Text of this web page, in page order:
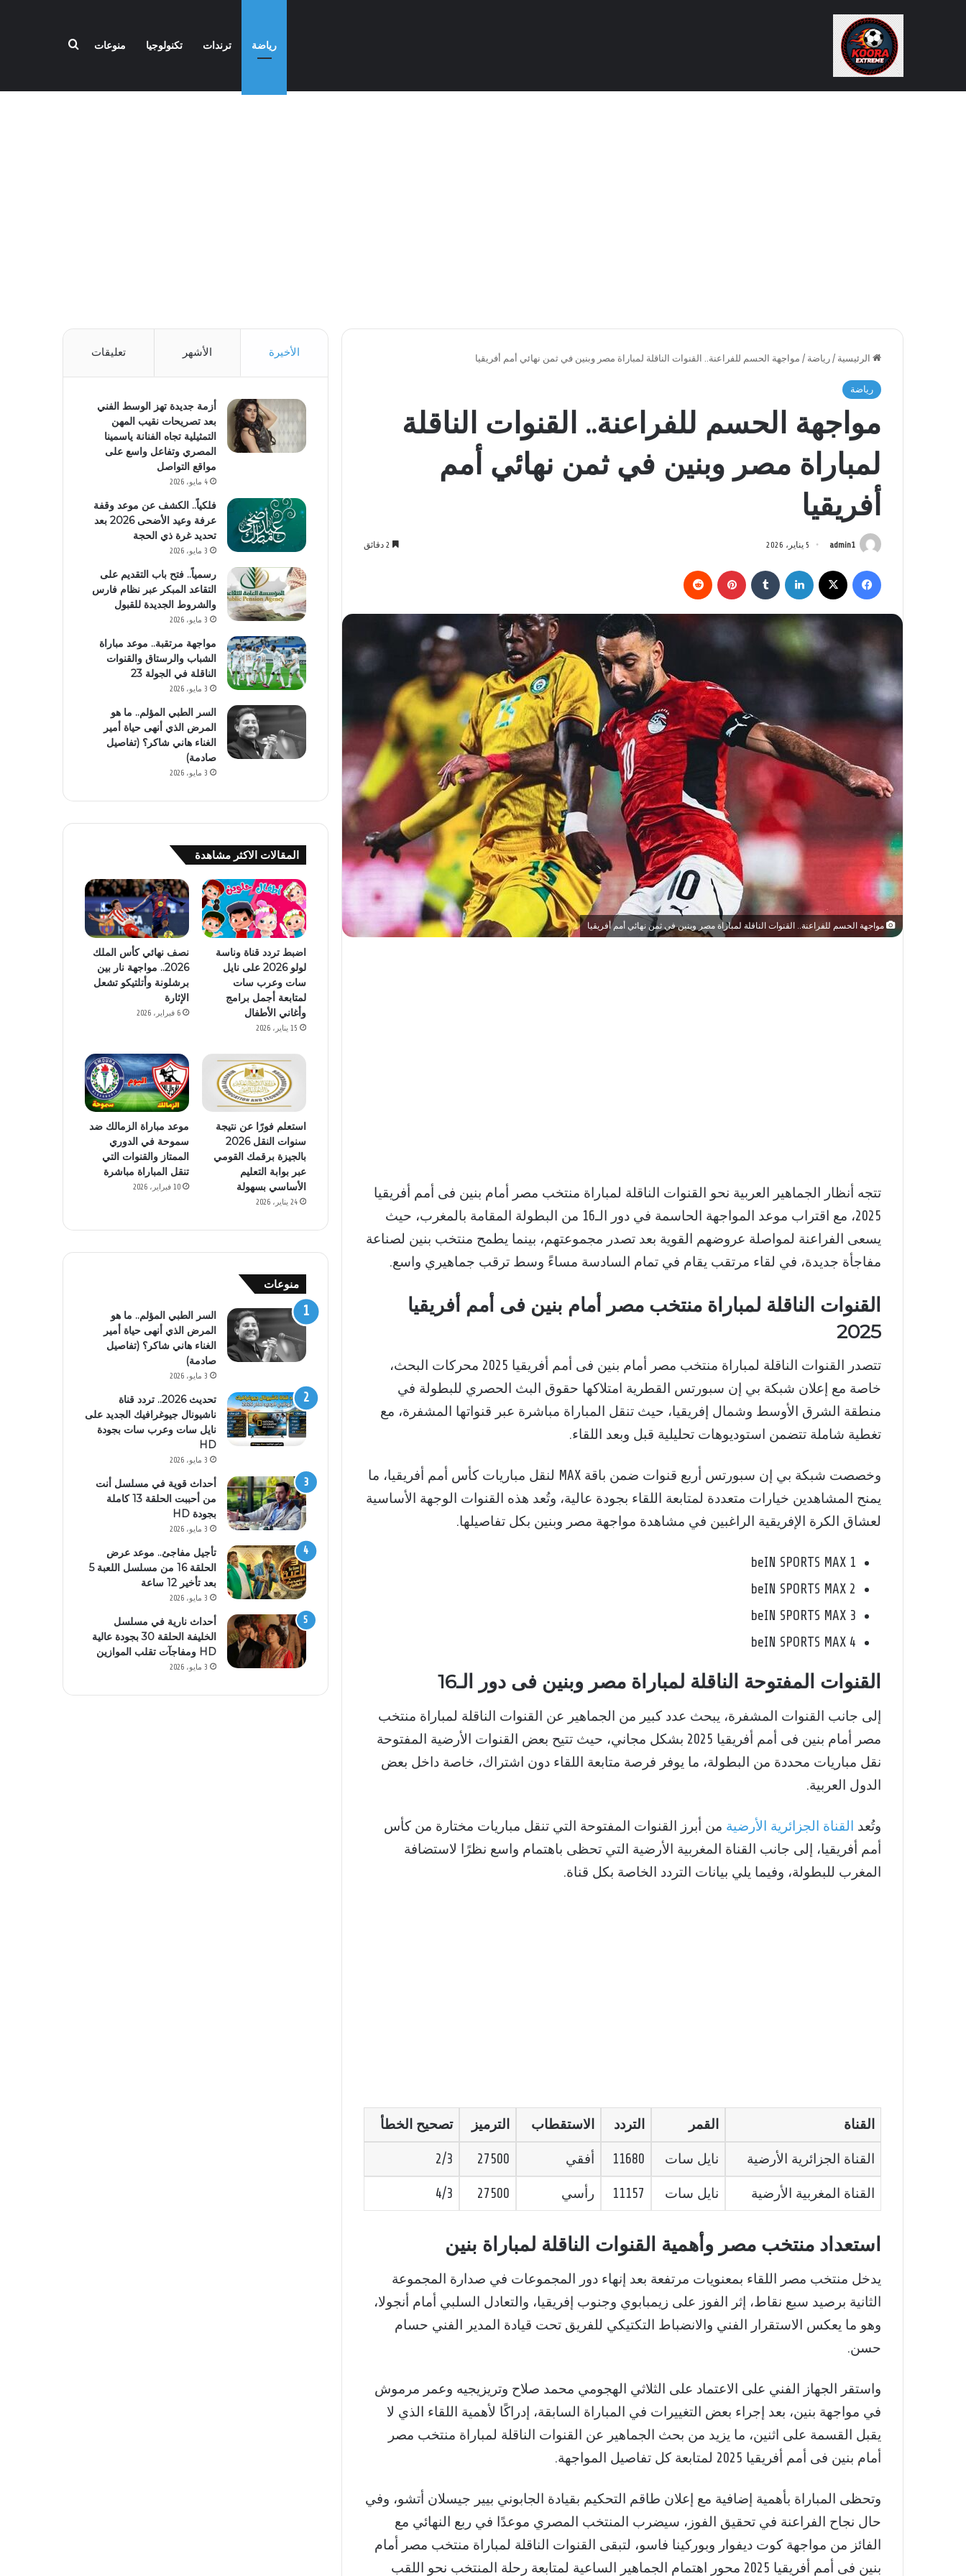
رياضة ترندات تكنولوجيا منوعات بحث عن
الرئيسية / رياضة / مواجهة الحسم للفراعنة.. القنوات الناقلة لمباراة مصر وبنين في ثمن نهائي أمم أفريقيا
رياضة
مواجهة الحسم للفراعنة.. القنوات الناقلة
لمباراة مصر وبنين في ثمن نهائي أمم
أفريقيا
admin1 5 يناير، 2026
فيسبوك لينكدإن بينتيريست
مواجهة الحسم للفراعنة.. القنوات الناقلة لمباراة مصر وبنين في ثمن نهائي أمم أفريقيا
تتجه أنظار الجماهير العربية نحو القنوات الناقلة لمباراة منتخب مصر أمام بنين فى أمم أفريقيا
2025، مع اقتراب موعد المواجهة الحاسمة في دور الـ16 من البطولة المقامة بالمغرب، حيث
يسعى الفراعنة لمواصلة عروضهم القوية بعد تصدر مجموعتهم، بينما يطمح منتخب بنين لصناعة
مفاجأة جديدة، في لقاء مرتقب يقام في تمام السادسة مساءً وسط ترقب جماهيري واسع.
القنوات الناقلة لمباراة منتخب مصر أمام بنين فى أمم أفريقيا
2025
تتصدر القنوات الناقلة لمباراة منتخب مصر أمام بنين فى أمم أفريقيا 2025 محركات البحث،
خاصة مع إعلان شبكة بي إن سبورتس القطرية امتلاكها حقوق البث الحصري للبطولة في
منطقة الشرق الأوسط وشمال إفريقيا، حيث تنقل المباراة مباشرة عبر قنواتها المشفرة، مع
تغطية شاملة تتضمن استوديوهات تحليلية قبل وبعد اللقاء.
وخصصت شبكة بي إن سبورتس أربع قنوات ضمن باقة MAX لنقل مباريات كأس أمم أفريقيا، ما
يمنح المشاهدين خيارات متعددة لمتابعة اللقاء بجودة عالية، وتُعد هذه القنوات الوجهة الأساسية
لعشاق الكرة الإفريقية الراغبين في مشاهدة مواجهة مصر وبنين بكل تفاصيلها.
beIN SPORTS MAX 1
beIN SPORTS MAX 2
beIN SPORTS MAX 3
beIN SPORTS MAX 4
القنوات المفتوحة الناقلة لمباراة مصر وبنين فى دور الـ16
إلى جانب القنوات المشفرة، يبحث عدد كبير من الجماهير عن القنوات الناقلة لمباراة منتخب
مصر أمام بنين فى أمم أفريقيا 2025 بشكل مجاني، حيث تتيح بعض القنوات الأرضية المفتوحة
نقل مباريات محددة من البطولة، ما يوفر فرصة متابعة اللقاء دون اشتراك، خاصة داخل بعض
الدول العربية.
وتُعد القناة الجزائرية الأرضية من أبرز القنوات المفتوحة التي تنقل مباريات مختارة من كأس
أمم أفريقيا، إلى جانب القناة المغربية الأرضية التي تحظى باهتمام واسع نظرًا لاستضافة
المغرب للبطولة، وفيما يلي بيانات التردد الخاصة بكل قناة.
القناة القمر التردد الاستقطاب الترميز تصحيح الخطأ
القناة الجزائرية الأرضية نايل سات 11680 أفقي 27500
2/3
القناة المغربية الأرضية نايل سات 11157 رأسي 27500
4/3
استعداد منتخب مصر وأهمية القنوات الناقلة لمباراة بنين
يدخل منتخب مصر اللقاء بمعنويات مرتفعة بعد إنهاء دور المجموعات في صدارة المجموعة
الثانية برصيد سبع نقاط، إثر الفوز على زيمبابوي وجنوب إفريقيا، والتعادل السلبي أمام أنجولا،
وهو ما يعكس الاستقرار الفني والانضباط التكتيكي للفريق تحت قيادة المدير الفني حسام
حسن.
واستقر الجهاز الفني على الاعتماد على الثلاثي الهجومي محمد صلاح وتريزيجيه وعمر مرموش
في مواجهة بنين، بعد إجراء بعض التغييرات في المباراة السابقة، إدراكًا لأهمية اللقاء الذي لا
يقبل القسمة على اثنين، ما يزيد من بحث الجماهير عن القنوات الناقلة لمباراة منتخب مصر
أمام بنين فى أمم أفريقيا 2025 لمتابعة كل تفاصيل المواجهة.
وتحظى المباراة بأهمية إضافية مع إعلان طاقم التحكيم بقيادة الجابوني بيير جيسلان أتشو، وفي
حال نجاح الفراعنة في تحقيق الفوز، سيضرب المنتخب المصري موعدًا في ربع النهائي مع
الفائز من مواجهة كوت ديفوار وبوركينا فاسو، لتبقى القنوات الناقلة لمباراة منتخب مصر أمام
بنين فى أمم أفريقيا 2025 محور اهتمام الجماهير الساعية لمتابعة رحلة المنتخب نحو اللقب
الأخيرة الأشهر تعليقات
أزمة جديدة تهز الوسط الفني
بعد تصريحات نقيب المهن
التمثيلية تجاه الفنانة ياسمينا
المصري وتفاعل واسع على
مواقع التواصل
4 مايو، 2026
فلكياً.. الكشف عن موعد وقفة
عرفة وعيد الأضحى 2026 بعد
تحديد غرة ذي الحجة
3 مايو، 2026
رسمياً.. فتح باب التقديم على
التقاعد المبكر عبر نظام فارس
والشروط الجديدة للقبول
3 مايو، 2026
مواجهة مرتقبة.. موعد مباراة
الشباب والرستاق والقنوات
الناقلة في الجولة 23
3 مايو، 2026
السر الطبي المؤلم.. ما هو
المرض الذي أنهى حياة أمير
الغناء هاني شاكر؟ (تفاصيل
صادمة)
3 مايو، 2026
المقالات الاكثر مشاهدة
اضبط تردد قناة وناسة
لولو 2026 على نايل
سات وعرب سات
لمتابعة أجمل برامج
وأغاني الأطفال
15 يناير، 2026
نصف نهائي كأس الملك
2026.. مواجهة نار بين
برشلونة وأتلتيكو تشعل
الإثارة
6 فبراير، 2026
استعلم فورًا عن نتيجة
سنوات النقل 2026
بالجيزة برقمك القومي
عبر بوابة التعليم
الأساسي بسهولة
24 يناير، 2026
موعد مباراة الزمالك ضد
سموحة في الدوري
الممتاز والقنوات التي
تنقل المباراة مباشرة
10 فبراير، 2026
منوعات
السر الطبي المؤلم.. ما هو
المرض الذي أنهى حياة أمير
الغناء هاني شاكر؟ (تفاصيل
صادمة)
3 مايو، 2026
تحديث 2026.. تردد قناة
ناشيونال جيوغرافيك الجديد على
نايل سات وعرب سات بجودة
HD
3 مايو، 2026
أحداث قوية في مسلسل أنت
من أحببت الحلقة 13 كاملة
بجودة HD
3 مايو، 2026
تأجيل مفاجئ.. موعد عرض
الحلقة 16 من مسلسل اللعبة 5
بعد تأخير 12 ساعة
3 مايو، 2026
أحداث نارية في مسلسل
الخليفة الحلقة 30 بجودة عالية
HD ومفاجآت تقلب الموازين
3 مايو، 2026